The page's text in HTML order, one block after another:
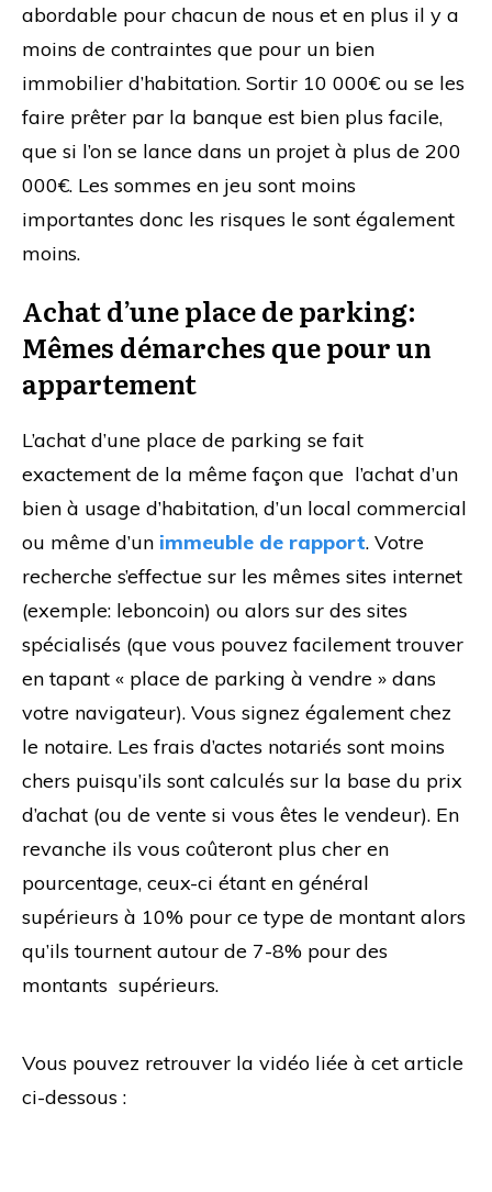
abordable pour chacun de nous et en plus il y a
moins de contraintes que pour un bien
immobilier d’habitation. Sortir 10 000€ ou se les
faire prêter par la banque est bien plus facile,
que si l’on se lance dans un projet à plus de 200
000€. Les sommes en jeu sont moins
importantes donc les risques le sont également
moins.
Achat d’une place de parking:
Mêmes démarches que pour un
appartement
L’achat d’une place de parking se fait
exactement de la même façon que l’achat d’un
bien à usage d’habitation, d’un local commercial
ou même d’un immeuble de rapport. Votre
recherche s’effectue sur les mêmes sites internet
(exemple: leboncoin) ou alors sur des sites
spécialisés (que vous pouvez facilement trouver
en tapant « place de parking à vendre » dans
votre navigateur). Vous signez également chez
le notaire. Les frais d’actes notariés sont moins
chers puisqu’ils sont calculés sur la base du prix
d’achat (ou de vente si vous êtes le vendeur). En
revanche ils vous coûteront plus cher en
pourcentage, ceux-ci étant en général
supérieurs à 10% pour ce type de montant alors
qu’ils tournent autour de 7-8% pour des
montants supérieurs.
Vous pouvez retrouver la vidéo liée à cet article
ci-dessous :